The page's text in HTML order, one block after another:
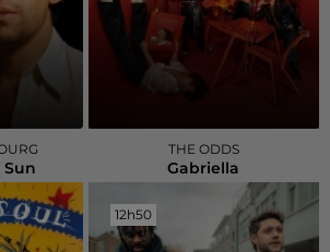
Sun
THE ODDS
Gabriella
12h50
12h50